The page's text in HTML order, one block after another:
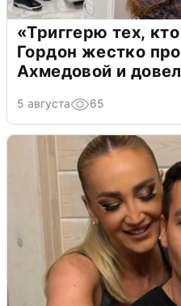
«Триггерю тех,
Гордон жестко
Ахмедовой и
5 августа 65